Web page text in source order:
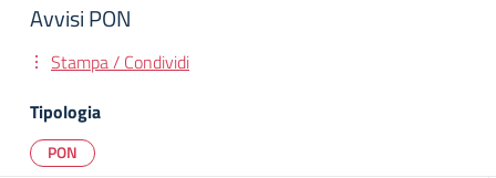
Avvisi PON
Stampa / Condividi
Tipologia
PON